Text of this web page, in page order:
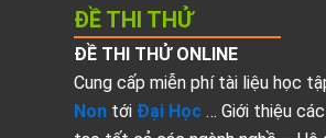
ĐỀ THI THỬ
ĐỀ THI THỬ ONLINE
Cung cấp miễn phí tài liệu học
Non tới Đại Học … Giới thiệu